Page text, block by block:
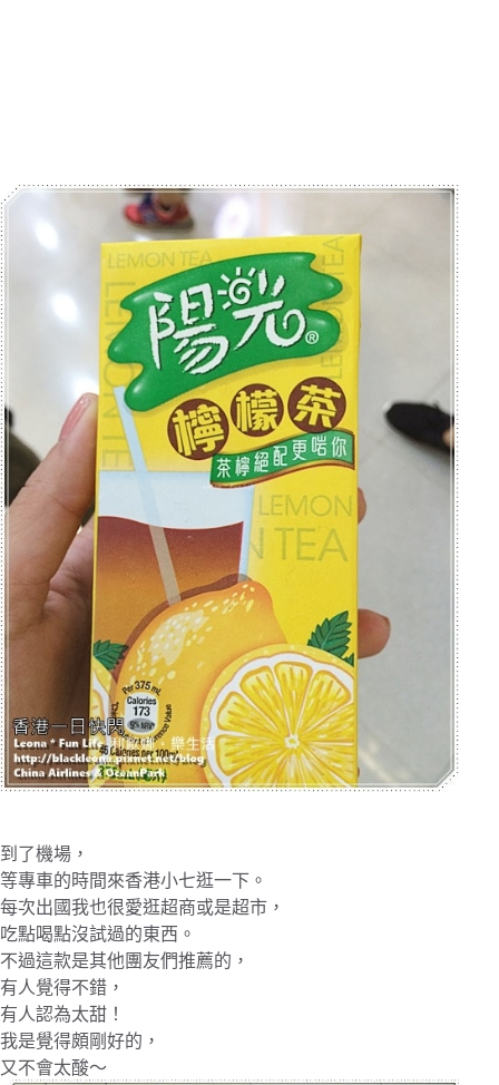
到了機場，
等專車的時間來香港小七逛一下。
每次出國我也很愛逛超商或是超市，
吃點喝點沒試過的東西。
不過這款是其他團友們推薦的，
有人覺得不錯，
有人認為太甜！
我是覺得頗剛好的，
又不會太酸～